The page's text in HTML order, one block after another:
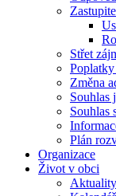
Střet
Změna
Souhlas
Souhlas
Plán
Organizace
Život v obci
Aktuality